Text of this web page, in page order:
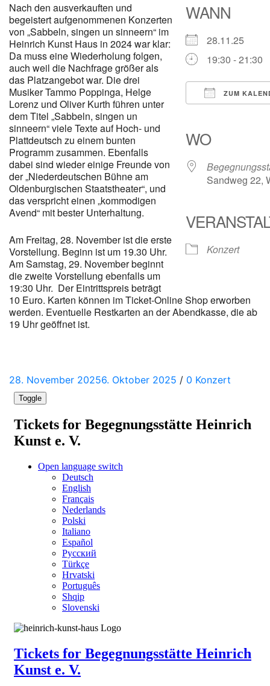
WANN
28.11.25
19:30 - 21:30
ZUM
WO
Sandweg 22,
Konzert
Nach den ausverkauften und
begeistert aufgenommenen Konzerten
von „Sabbeln, singen un sinneern“ im
Heinrich Kunst Haus in 2024 war klar:
Da muss eine Wiederholung folgen,
auch weil die Nachfrage größer als
das Platzangebot war. Die drei
Musiker Tammo Poppinga, Helge
Lorenz und Oliver Kurth führen unter
dem Titel „Sabbeln, singen un
sinneern“ viele Texte auf Hoch- und
Plattdeutsch zu einem bunten
Programm zusammen. Ebenfalls
dabei sind wieder einige Freunde von
der „Niederdeutschen Bühne am
Oldenburgischen Staatstheater“, und
das verspricht einen „kommodigen
Avend“ mit bester Unterhaltung.
Am Freitag, 28. November ist die erste
Vorstellung. Beginn ist um 19.30 Uhr.
Am Samstag, 29. November beginnt
die zweite Vorstellung ebenfalls um
19:30 Uhr. Der Eintrittspreis beträgt
10 Euro. Karten können im Ticket-Online Shop erworben
werden. Eventuelle Restkarten an der Abendkasse, die ab
19 Uhr geöffnet ist.
Posted
on
28. November 20256. Oktober 2025 / 0 Categories
Konzert